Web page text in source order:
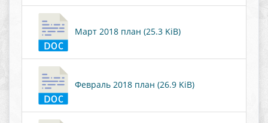
Март 2018 план (25.3 KiB)
Февраль 2018 план (26.9 KiB)